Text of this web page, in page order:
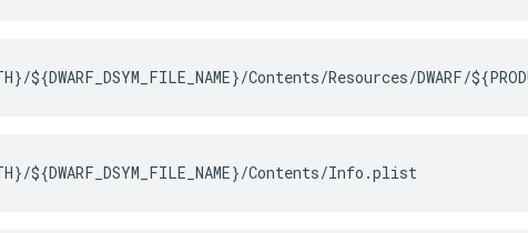
${DWARF_DSYM_FILE_NAME}/Contents/Resources/DWARF/
${DWARF_DSYM_FILE_NAME}/Contents/Info.plist